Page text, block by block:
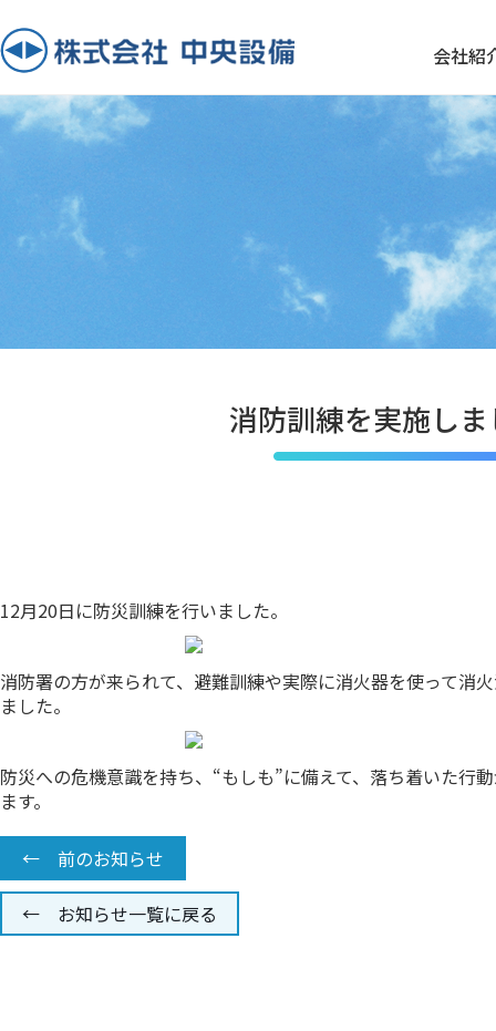
会社紹
消防訓練を実施し
12月20日に防災訓練を行いました。
消防署の方が来られて、避難訓練や実際に消火器を使って消
ました。
防災への危機意識を持ち、“もしも”に備えて、落ち着いた行
ます。
← 前のお知らせ
← お知らせ一覧に戻る